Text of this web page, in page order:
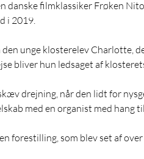
danske filmklassiker Frøken
i 2019.
unge klosterelev Charlotte,
bliver hun ledsaget af
drejning, når den lidt for
med en organist med hang
forestilling, som blev set af